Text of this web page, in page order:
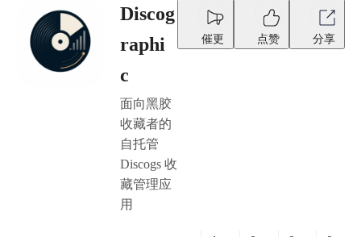
Discog
raphi
c
面向黑胶
收藏者的
自托管
Discogs 收
藏管理应
用
催更 点赞 分享